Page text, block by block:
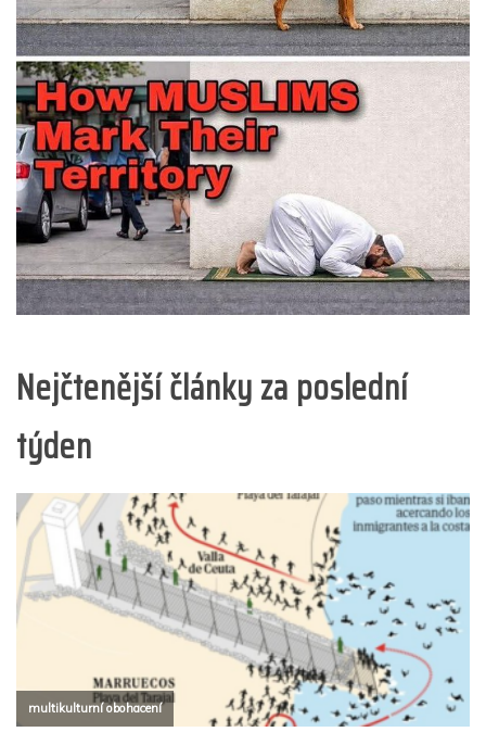
Nejčtenější články za poslední
týden